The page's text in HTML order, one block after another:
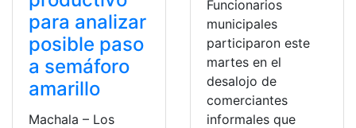
para analizar
posible paso
a semáforo
amarillo
Machala – Los
Funcionarios
municipales
participaron este
martes en el
desalojo de
comerciantes
informales que